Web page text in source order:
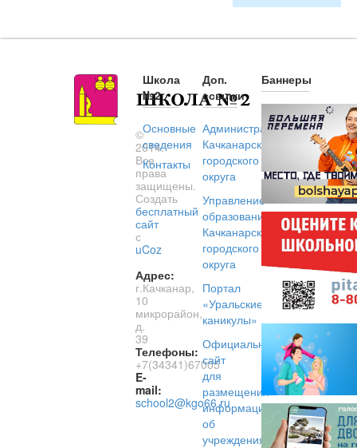
©
2014.
Все
права
защищены.
Создать
бесплатный
сайт
с
uCoz
Адрес:
г.Качканар,
10
микрорайон,
д.
39
Телефоны:
+7(34341)67005
E-
mail:
school2@kgo66.ru
Школа
№2
Основные
сведения
Контакты
Доп.
ссылки
Администрация
Качканарского
городского
округа
Управление
образованием
Качканарского
городского
округа
Портал
«Уральские
каникулы»
Официальный
сайт
для
размещения
информации
об
учреждениях
Баннеры